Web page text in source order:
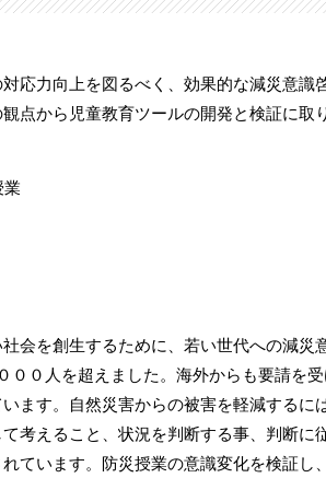
応力向上を図るべく、効果的な減災意識
点から児童教育ツールの開発と検証に取
業
会を創生するために、若い世代への減災
００人を超えました。海外からも要請を
ます。自然災害からの被害を軽減するに
考えること、状況を判断する事、判断に
ています。防災授業の意識変化を検証し